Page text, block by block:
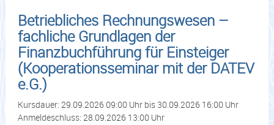
Betriebliches Rechnungswesen –
fachliche Grundlagen der
Finanzbuchführung für Einsteiger
(Kooperationsseminar mit der DATEV
e.G.)
Kursdauer: 29.09.2026 09:00 Uhr bis 30.09.2026 16:00 Uhr
Anmeldeschluss: 28.09.2026 13:00 Uhr